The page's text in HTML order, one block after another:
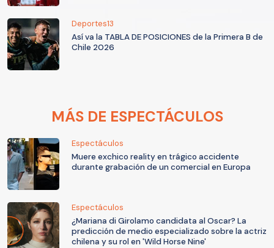
Deportes13
Así va la TABLA DE POSICIONES de la Primera B de
Chile 2026
MÁS DE ESPECTÁCULOS
Espectáculos
Muere exchico reality en trágico accidente
durante grabación de un comercial en Europa
Espectáculos
¿Mariana di Girolamo candidata al Oscar? La
predicción de medio especializado sobre la actriz
chilena y su rol en 'Wild Horse Nine'